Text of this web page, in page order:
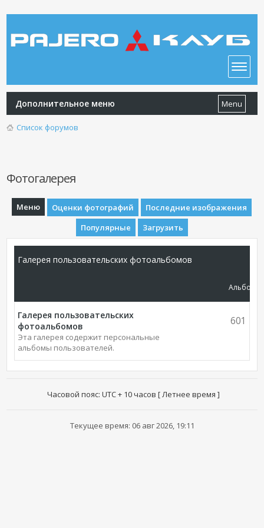
Дополнительное меню Menu
Список форумов
Фотогалерея
Меню Оценки фотографий
Последние изображения
Популярные
Загрузить
Галерея пользовательских фотоальбомов
Альбомы
Галерея пользовательских
фотоальбомов
Эта галерея содержит персональные
альбомы пользователей.
601
Часовой пояс: UTC + 10 часов [ Летнее время ]
Текущее время: 06 авг 2026, 19:11